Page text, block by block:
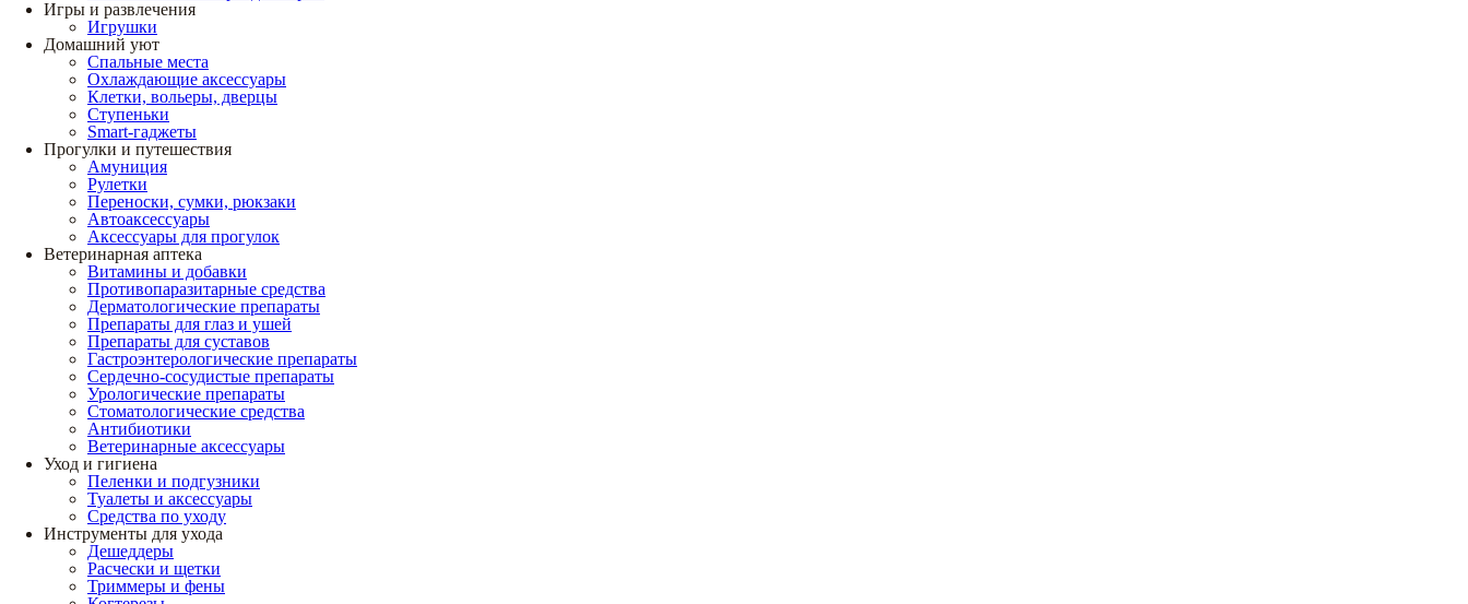
Игры и развлечения
Игрушки
Домашний уют
Спальные места
Охлаждающие аксессуары
Клетки, вольеры, дверцы
Ступеньки
Smart-гаджеты
Прогулки и путешествия
Амуниция
Рулетки
Переноски, сумки, рюкзаки
Автоаксессуары
Аксессуары для прогулок
Ветеринарная аптека
Витамины и добавки
Противопаразитарные средства
Дерматологические препараты
Препараты для глаз и ушей
Препараты для суставов
Гастроэнтерологические препараты
Сердечно-сосудистые препараты
Урологические препараты
Стоматологические средства
Антибиотики
Ветеринарные аксессуары
Уход и гигиена
Пеленки и подгузники
Туалеты и аксессуары
Средства по уходу
Инструменты для ухода
Дешеддеры
Расчески и щетки
Триммеры и фены